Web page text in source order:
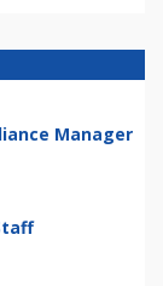
Manager